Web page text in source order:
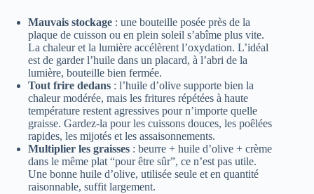
Mauvais stockage : une bouteille posée près de la
plaque de cuisson ou en plein soleil s’abîme plus vite.
La chaleur et la lumière accélèrent l’oxydation. L’idéal
est de garder l’huile dans un placard, à l’abri de la
lumière, bouteille bien fermée.
Tout frire dedans : l’huile d’olive supporte bien la
chaleur modérée, mais les fritures répétées à haute
température restent agressives pour n’importe quelle
graisse. Gardez-la pour les cuissons douces, les poêlées
rapides, les mijotés et les assaisonnements.
Multiplier les graisses : beurre + huile d’olive + crème
dans le même plat “pour être sûr”, ce n’est pas utile.
Une bonne huile d’olive, utilisée seule et en quantité
raisonnable, suffit largement.